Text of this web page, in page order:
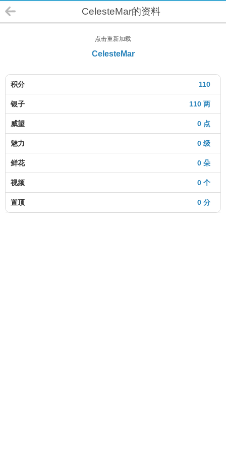
CelesteMar的资料
点击重新加载
CelesteMar
110
积分
110 两
银子
0 点
威望
0 级
魅力
0 朵
鲜花
0 个
视频
0 分
置顶